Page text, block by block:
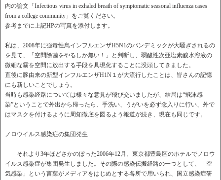
内の論文「Infectious virus in exhaled breath of symptomatic seasonal influenza cases
from a college community」をご覧ください。
参考までに上記HPの写真を添付します。
私は、2008年に強毒性鳥インフルエンザH5N1のパンデミックが大騒ぎされるの
を見て、「空間除菌をやるしか無い！」と判断し、弱酸性次亜塩素酸水溶液の
微細な霧を空間に放出する手段を具現化することに没頭してきました。
直後に豚由来の新型インフルエンザH1N１が大流行したことは、皆さんの記憶
にも新しいことでしょう。
当時も感染経路については様々な意見が飛び交いましたが、結局は“飛沫感
染”ということで外出から帰ったら、手洗い、うがいを必ず念入りに行い、外で
はマスクを付けるように周知徹底を図るよう報道が続き、現在も同じです。
ノロウイルス感染症の集団発生
それより3年ほどさかのぼった2006年12月、東京都豊島区のホテルでノロウ
イルス感染症が集団発生しました。その際の感染伝搬経路の一つとして、「空
気感染」という言葉がメディアをはじめとする各所で用いられ、国立感染症研